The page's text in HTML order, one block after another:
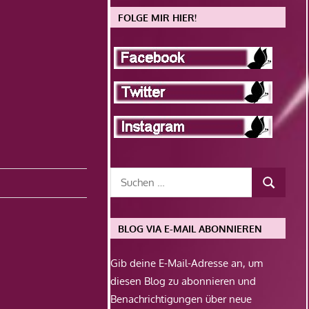
FOLGE MIR HIER!
BLOG VIA E-MAIL ABONNIEREN
Gib deine E-Mail-Adresse an, um
diesen Blog zu abonnieren und
Benachrichtigungen über neue